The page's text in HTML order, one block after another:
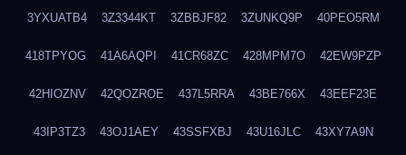
3YXUATB4 3Z3344KT 3ZBBJF82 3ZUNKQ9P 40PEO5RM
418TPYOG 41A6AQPI 41CR68ZC 428MPM7O 42EW9PZP
42HIOZNV 42QOZROE 437L5RRA 43BE766X 43EEF23E
43IP3TZ3 43OJ1AEY 43SSFXBJ 43U16JLC 43XY7A9N